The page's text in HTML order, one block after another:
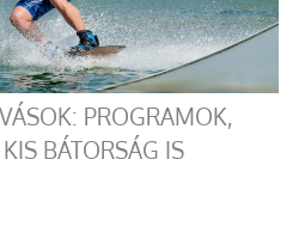
PROGRAMOK,
BÁTORSÁG IS